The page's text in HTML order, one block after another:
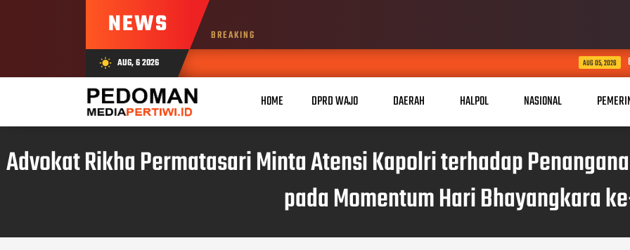
NEWS BREAKING
wb_sunny AUG, 6 2026 Bersama Rakyat
HOME DPRD WAJO DAERAH HALPOL NASIONAL
Advokat Rikha Permatasari Minta Atensi Kapolri terhadap
pada Momentum Hari Bhayangkara